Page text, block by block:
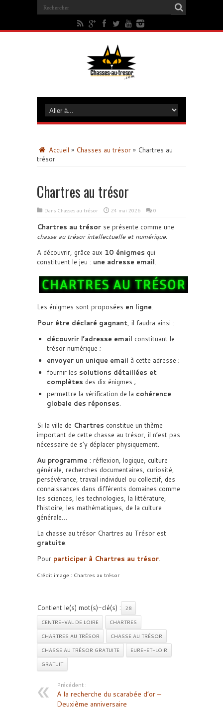
Accueil » Chasses au trésor » Chartres au
trésor
Chartres au trésor
Dans Chasses au trésor 24 mai 2026 0
Chartres au trésor se présente comme une
chasse au trésor intellectuelle et numérique.
A découvrir, grâce aux 10 énigmes qui
constituent le jeu : une adresse email.
Les énigmes sont proposées en ligne.
Pour être déclaré gagnant, il faudra ainsi :
découvrir l’adresse email constituant le
trésor numérique ;
envoyer un unique email à cette adresse ;
fournir les solutions détaillées et
complètes des dix énigmes ;
permettre la vérification de la cohérence
globale des réponses.
Si la ville de Chartres constitue un thème
important de cette chasse au trésor, il n’est pas
nécessaire de s’y déplacer physiquement.
Au programme : réflexion, logique, culture
générale, recherches documentaires, curiosité,
persévérance, travail individuel ou collectif, des
connaissances dans différents domaines comme
les sciences, les technologies, la littérature,
l’histoire, les mathématiques, de la culture
générale…
La chasse au trésor Chartres au Trésor est
gratuite.
Pour participer à Chartres au trésor.
Crédit image : Chartres au trésor
Contient le(s) mot(s)-clé(s) :
28
CENTRE-VAL DE LOIRE
CHARTRES
CHARTRES AU TRÉSOR
CHASSE AU TRÉSOR
CHASSE AU TRÉSOR GRATUITE
EURE-ET-LOIR
GRATUIT
Précédent :
A la recherche du scarabée d’or –
Deuxième anniversaire